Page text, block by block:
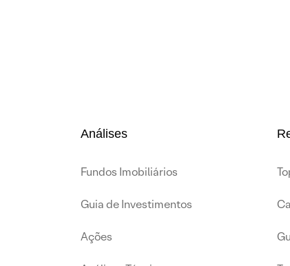
Análises
Fundos Imobiliários
Guia de Investimentos
Ações